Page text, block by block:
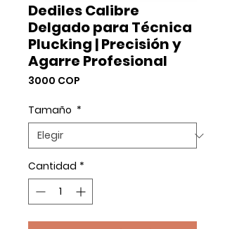
Dediles Calibre
Delgado para Técnica
Plucking | Precisión y
Agarre Profesional
3000 COP
Tamaño *
Cantidad *